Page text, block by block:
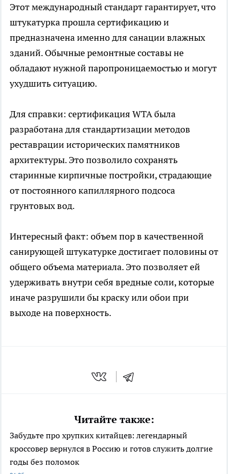
Этот международный стандарт гарантирует, что
штукатурка прошла сертификацию и
предназначена именно для санации влажных
зданий. Обычные ремонтные составы не
обладают нужной паропроницаемостью и могут
ухудшить ситуацию.
Для справки: сертификация WTA была
разработана для стандартизации методов
реставрации исторических памятников
архитектуры. Это позволило сохранять
старинные кирпичные постройки, страдающие
от постоянного капиллярного подсоса
грунтовых вод.
Интересный факт: объем пор в качественной
санирующей штукатурке достигает половины от
общего объема материала. Это позволяет ей
удерживать внутри себя вредные соли, которые
иначе разрушили бы краску или обои при
выходе на поверхность.
Читайте также:
Забудьте про хрупких китайцев: легендарный
кроссовер вернулся в Россию и готов служить долгие
годы без поломок